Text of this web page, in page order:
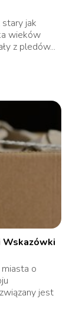
jak
wieków
z pledów...
Wskazówki
o
jest